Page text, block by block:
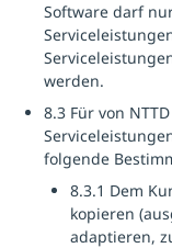
Software darf
werden.
8.3 Für von
folgende
8.3.1 Dem
kopieren
adaptieren,